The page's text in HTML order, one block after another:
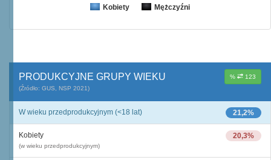
Kobiety Mężczyźni
% 123
PRODUKCYJNE GRUPY WIEKU
(Źródło: GUS, NSP 2021)
21,2%
W wieku przedprodukcyjnym (<18 lat)
20,3%
Kobiety
(w wieku przedprodukcyjnym)